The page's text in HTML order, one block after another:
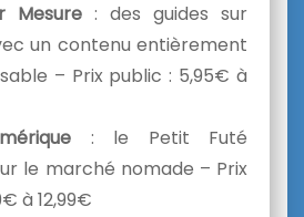
Mesure : des guides sur
un contenu entièrement
– Prix public : 5,95€ à
: le Petit Futé
le marché nomade – Prix
à 12,99€